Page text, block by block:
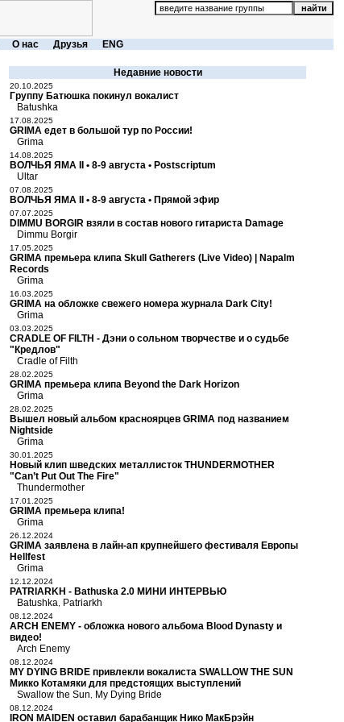
О нас Друзья ENG
Недавние новости
20.10.2025
Группу Батюшка покинул вокалист
Batushka
17.08.2025
GRIMA едет в большой тур по России!
Grima
14.08.2025
ВОЛЧЬЯ ЯМА II • 8-9 августа • Postscriptum
Ultar
07.08.2025
ВОЛЧЬЯ ЯМА II • 8-9 августа • Прямой эфир
07.07.2025
DIMMU BORGIR взяли в состав нового гитариста Damage
Dimmu Borgir
17.05.2025
GRIMA премьера клипа Skull Gatherers (Live Video) | Napalm
Records
Grima
16.03.2025
GRIMA на обложке свежего номера журнала Dark City!
Grima
03.03.2025
CRADLE OF FILTH - Дэни о сольном творчестве и о судьбе
"Кредлов"
Cradle of Filth
28.02.2025
GRIMA премьера клипа Beyond the Dark Horizon
Grima
28.02.2025
Вышел новый альбом красноярцев GRIMA под названием
Nightside
Grima
30.01.2025
Новый клип шведских металлисток THUNDERMOTHER
"Can’t Put Out The Fire"
Thundermother
17.01.2025
GRIMA премьера клипа!
Grima
26.12.2024
GRIMA заявлена в лайн-ап крупнейшего фестиваля Европы
Hellfest
Grima
12.12.2024
PATRIARKH - Bathuska 2.0 МИНИ ИНТЕРВЬЮ
Batushka Patriarkh
08.12.2024
ARCH ENEMY - обложка нового альбома Blood Dynasty и
видео!
Arch Enemy
08.12.2024
MY DYING BRIDE привлекли вокалиста SWALLOW THE SUN
Микко Котамяки для предстоящих выступлений
Swallow the Sun
My Dying Bride
08.12.2024
IRON MAIDEN оставил барабанщик Нико МакБрэйн